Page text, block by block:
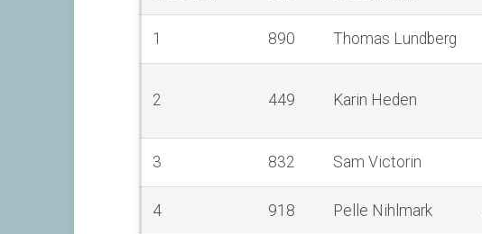
1 890 Thomas Lundberg
2 449 Karin Heden
3 832 Sam Victorin
4 918 Pelle Nihlmark